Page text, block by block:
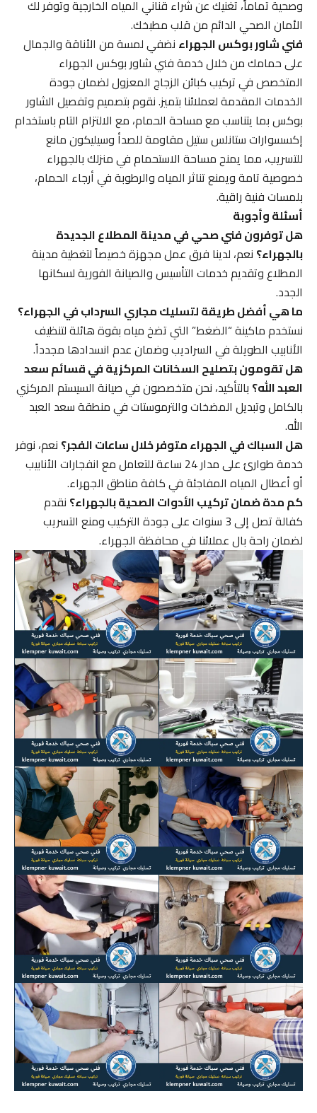
وصحية تماماً، تغنيك عن شراء قناني المياه الخارجية وتوفر لك
الأمان الصحي الدائم من قلب مطبخك.
فني شاور بوكس الجهراءنضفي لمسة من الأناقة والجمال
على حمامك من خلال خدمة فني شاور بوكس الجهراء
المتخصص في تركيب كبائن الزجاج المعزول لضمان جودة
الخدمات المقدمة لعملائنا بتميز. نقوم بتصميم وتفصيل الشاور
بوكس بما يتناسب مع مساحة الحمام، مع الالتزام التام باستخدام
إكسسوارات ستانلس ستيل مقاومة للصدأ وسيليكون مانع
للتسريب، مما يمنح مساحة الاستحمام في منزلك بالجهراء
خصوصية تامة ويمنع تناثر المياه والرطوبة في أرجاء الحمام،
بلمسات فنية راقية.
أسئلة وأجوبة
هل توفرون فني صحي في مدينة المطلاع الجديدة
بالجهراء؟نعم، لدينا فرق عمل مجهزة خصيصاً لتغطية مدينة
المطلاع وتقديم خدمات التأسيس والصيانة الفورية لسكانها
الجدد.
ما هي أفضل طريقة لتسليك مجاري السرداب في الجهراء؟
نستخدم ماكينة “الضغط” التي تضخ مياه بقوة هائلة لتنظيف
الأنابيب الطويلة في السراديب وضمان عدم انسدادها مجدداً.
هل تقومون بتصليح السخانات المركزية في قسائم سعد
العبد الله؟بالتأكيد، نحن متخصصون في صيانة السيستم المركزي
بالكامل وتبديل المضخات والترموستات في منطقة سعد العبد
الله.
هل السباك في الجهراء متوفر خلال ساعات الفجر؟نعم، نوفر
خدمة طوارئ على مدار 24 ساعة للتعامل مع انفجارات الأنابيب
أو أعطال المياه المفاجئة في كافة مناطق الجهراء.
كم مدة ضمان تركيب الأدوات الصحية بالجهراء؟نقدم
كفالة تصل إلى 3 سنوات على جودة التركيب ومنع التسريب
لضمان راحة بال عملائنا في محافظة الجهراء.